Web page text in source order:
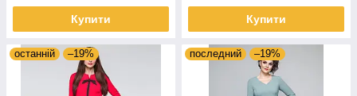
Купити Купити
останній –19% последний –19%